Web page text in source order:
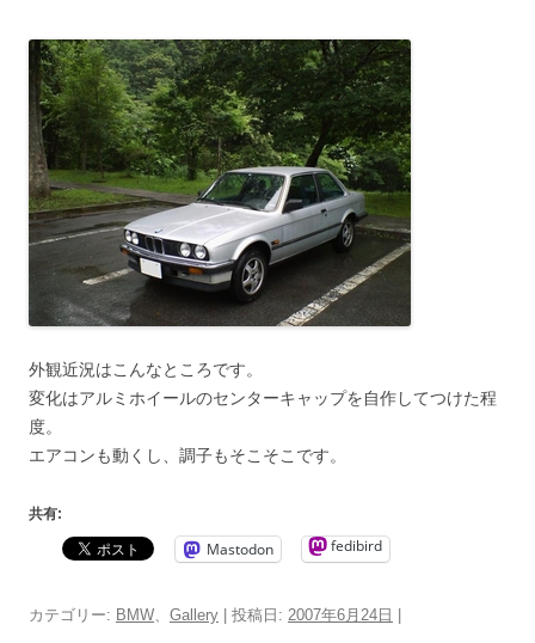
外観近況はこんなところです。
変化はアルミホイールのセンターキャップを自作してつけた程
度。
エアコンも動くし、調子もそこそこです。
共有:
Mastodon fedibird
カテゴリー: BMW Gallery | 投稿日: 2007年6月24日 |